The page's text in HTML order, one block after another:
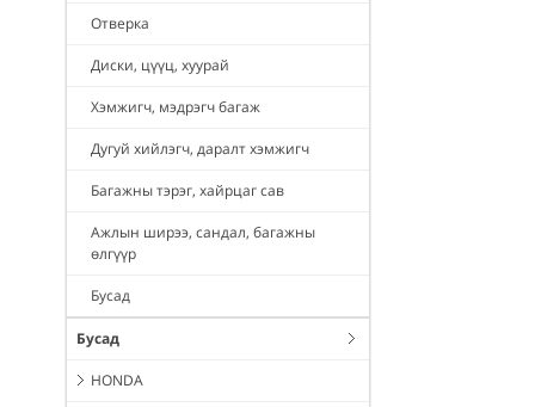
Отверка
Диски, цүүц, хуурай
Хэмжигч, мэдрэгч багаж
Дугуй хийлэгч, даралт хэмжигч
Багажны тэрэг, хайрцаг сав
Ажлын ширээ, сандал, багажны
өлгүүр
Бусад
Бусад
HONDA